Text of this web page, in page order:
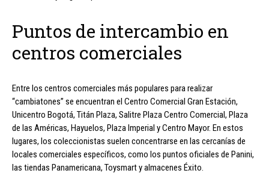
Puntos de intercambio en
centros comerciales
Entre los centros comerciales más populares para realizar
“cambiatones” se encuentran el Centro Comercial Gran Estación,
Unicentro Bogotá, Titán Plaza, Salitre Plaza Centro Comercial, Plaza
de las Américas, Hayuelos, Plaza Imperial y Centro Mayor. En estos
lugares, los coleccionistas suelen concentrarse en las cercanías de
locales comerciales específicos, como los puntos oficiales de Panini,
las tiendas Panamericana, Toysmart y almacenes Éxito.